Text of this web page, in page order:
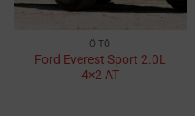
Ô TÔ
Ford Everest Sport 2.0L
4×2 AT